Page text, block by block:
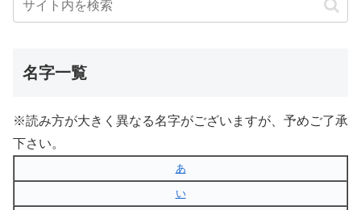
名字一覧
※読み方が大きく異なる名字がございますが、予めご了承
下さい。
あ
い